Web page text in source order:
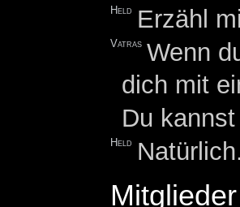
Held Erzähl
Vatras Wenn
dich mit
Du
Held Natürlich.
Mitglieder